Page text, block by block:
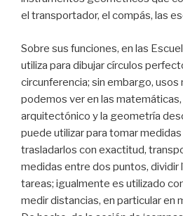
el transportador, el compás, las
Sobre sus funciones, en las
utiliza para dibujar círculos
circunferencia; sin embargo, usos
podemos ver en las
arquitectónico y la geometría
puede utilizar para tomar
trasladarlos con exactitud,
medidas entre dos puntos, dividir
tareas; igualmente es utilizado
medir distancias, en particular en